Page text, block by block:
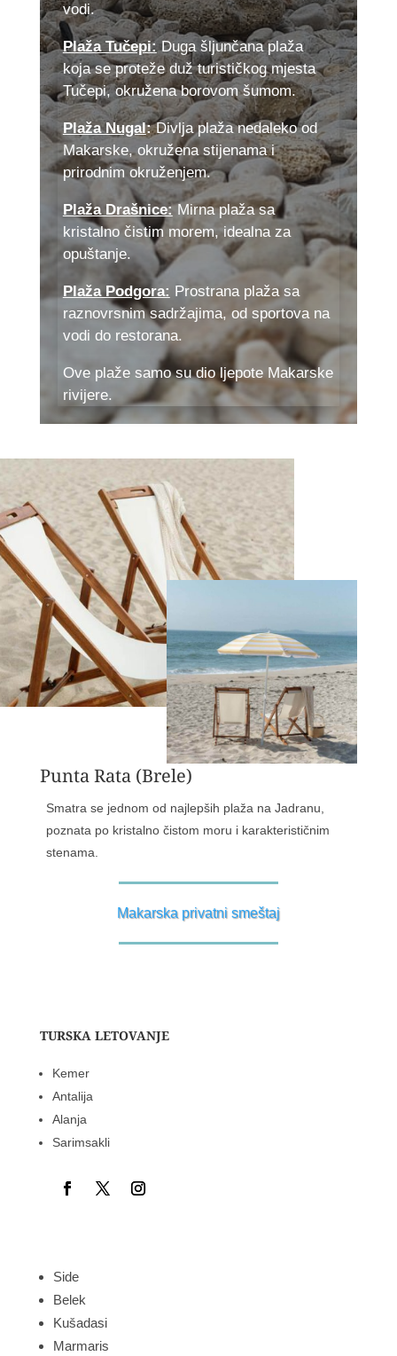
vodi.
Plaža Tučepi:Duga šljunčana plaža
koja se proteže duž turističkog mjesta
Tučepi, okružena borovom šumom.
Plaža Nugal:Divlja plaža nedaleko od
Makarske, okružena stijenama i
prirodnim okruženjem.
Plaža Drašnice:Mirna plaža sa
kristalno čistim morem, idealna za
opuštanje.
Plaža Podgora: Prostrana plaža sa
raznovrsnim sadržajima, od sportova na
vodi do restorana.
Ove plaže samo su dio ljepote Makarske
rivijere.
Punta Rata (Brele)
Smatra se jednom od najlepših plaža na Jadranu,
poznata po kristalno čistom moru i karakterističnim
stenama.
Makarska privatni smeštaj
TURSKA LETOVANJE
Kemer
Antalija
Alanja
Sarimsakli
Side
Belek
Kušadasi
Marmaris